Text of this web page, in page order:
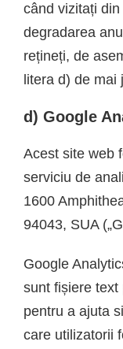
când vizitați
degradarea
rețineți, de
litera d) de mai
d) Google
Acest site web
serviciu de
1600
94043, SUA
Google
sunt fișiere text
pentru a ajuta
care utilizatorii